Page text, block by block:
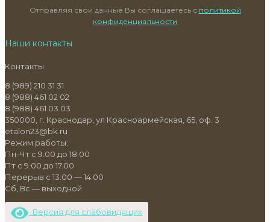
Отправляя свои данные Вы соглашаетесь с политикой
конфиденциальности
Наши контакты
Контакты
8 (989) 210 31 31
8 (988) 461 02 02
8 (988) 461 03 03
350000, г. Краснодар, ул Красноармейская, 65, оф. 3
etalon23@bk.ru
Режим работы:
Пн-Чт с 9.00 до 18.00
Пт с 9.00 до 17.00
Перерыв с 13:00 — 14:00
Сб, Вс — выходной
Версия для слабовидящих